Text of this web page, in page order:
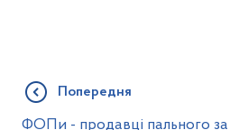
Попередня
ФОПи - продавці пального за